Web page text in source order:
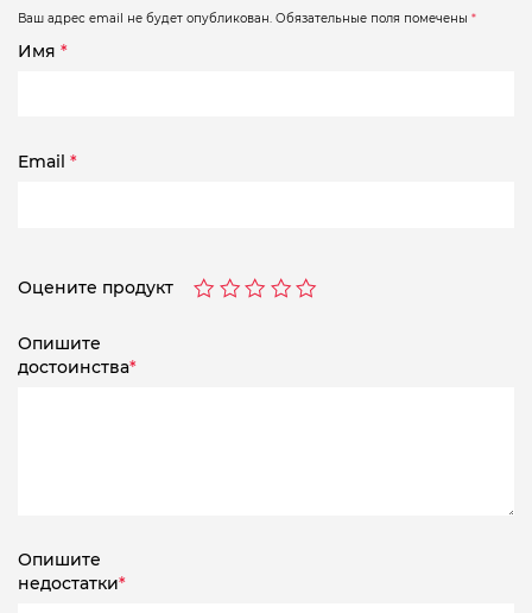
Ваш адрес email не будет опубликован. Обязательные поля помечены *
Имя *
Email *
Оцените продукт
Опишите
достоинства*
Опишите
недостатки*